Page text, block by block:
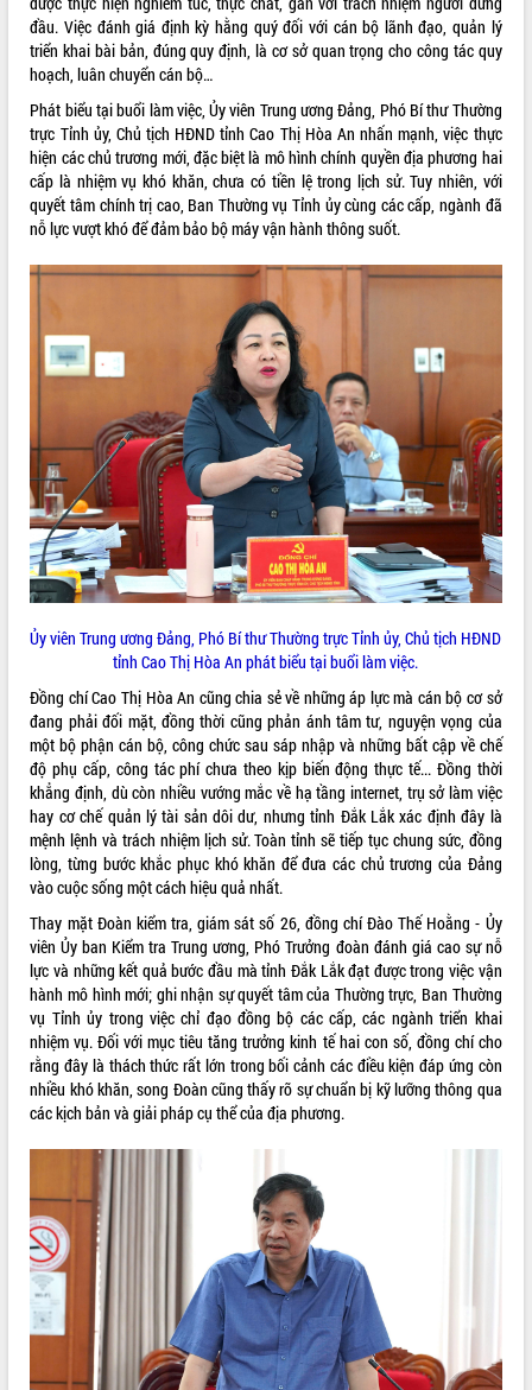
đầu. Việc đánh giá định kỳ hằng quý đối với cán bộ lãnh đạo, quản lý
triển khai bài bản, đúng quy định, là cơ sở quan trọng cho công tác quy
hoạch, luân chuyển cán bộ…
Phát biểu tại buổi làm việc, Ủy viên Trung ương Đảng, Phó Bí thư Thường
trực Tỉnh ủy, Chủ tịch HĐND tỉnh Cao Thị Hòa An nhấn mạnh, việc thực
hiện các chủ trương mới, đặc biệt là mô hình chính quyền địa phương hai
cấp là nhiệm vụ khó khăn, chưa có tiền lệ trong lịch sử. Tuy nhiên, với
quyết tâm chính trị cao, Ban Thường vụ Tỉnh ủy cùng các cấp, ngành đã
nỗ lực vượt khó để đảm bảo bộ máy vận hành thông suốt.
Ủy viên Trung ương Đảng, Phó Bí thư Thường trực Tỉnh ủy, Chủ tịch HĐND
tỉnh Cao Thị Hòa An phát biểu tại buổi làm việc.
Đồng chí Cao Thị Hòa An cũng chia sẻ về những áp lực mà cán bộ cơ sở
đang phải đối mặt, đồng thời cũng phản ánh tâm tư, nguyện vọng của
một bộ phận cán bộ, công chức sau sáp nhập và những bất cập về chế
độ phụ cấp, công tác phí chưa theo kịp biến động thực tế... Đồng thời
khẳng định, dù còn nhiều vướng mắc về hạ tầng internet, trụ sở làm việc
hay cơ chế quản lý tài sản dôi dư, nhưng tỉnh Đắk Lắk xác định đây là
mệnh lệnh và trách nhiệm lịch sử. Toàn tỉnh sẽ tiếp tục chung sức, đồng
lòng, từng bước khắc phục khó khăn để đưa các chủ trương của Đảng
vào cuộc sống một cách hiệu quả nhất.
Thay mặt Đoàn kiểm tra, giám sát số 26, đồng chí Đào Thế Hoằng - Ủy
viên Ủy ban Kiểm tra Trung ương, Phó Trưởng đoàn đánh giá cao sự nỗ
lực và những kết quả bước đầu mà tỉnh Đắk Lắk đạt được trong việc vận
hành mô hình mới; ghi nhận sự quyết tâm của Thường trực, Ban Thường
vụ Tỉnh ủy trong việc chỉ đạo đồng bộ các cấp, các ngành triển khai
nhiệm vụ. Đối với mục tiêu tăng trưởng kinh tế hai con số, đồng chí cho
rằng đây là thách thức rất lớn trong bối cảnh các điều kiện đáp ứng còn
nhiều khó khăn, song Đoàn cũng thấy rõ sự chuẩn bị kỹ lưỡng thông qua
các kịch bản và giải pháp cụ thể của địa phương.